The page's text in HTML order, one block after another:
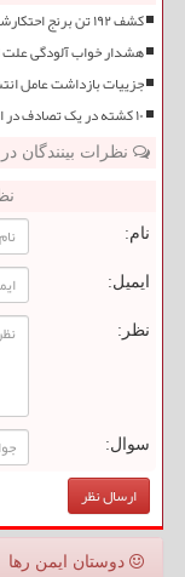
کشف ۱۹۲ تن برنج احتکارشده در بندرعباس
هشدار خواب آلودگی
جزییات بازداشت عامل
۱۰ کشته در یک تصادف در اندونزی
نظرات بینندگان
نام:
ایمیل:
نظر:
سوال:
دوستان ایمن رها